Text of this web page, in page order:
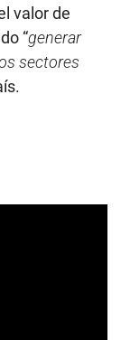
valor de
“generar
sectores